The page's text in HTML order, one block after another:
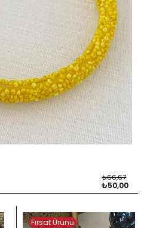
₺50,00
₺66,67
Fırsat Ürünü